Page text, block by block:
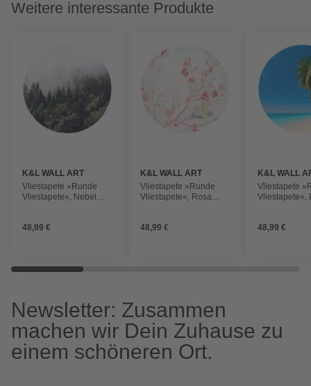
Weitere interessante Produkte
K&L WALL ART
Vliestapete »Runde
Vliestapete«, Nebel
48,99 €
K&L WALL ART
Vliestapete »Runde
Vliestapete«, Rosa
matt
48,99 €
K&L WALL
Vliestapete
Vliestapete«,
48,99 €
Newsletter: Zusammen
machen wir Dein Zuhause zu
einem schöneren Ort.